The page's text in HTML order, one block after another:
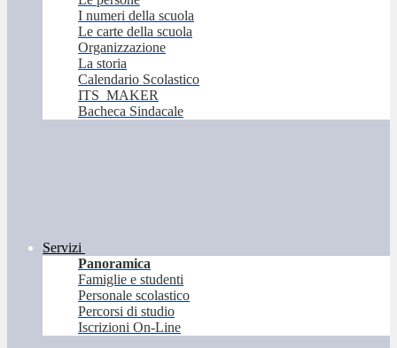
I numeri della scuola
Le carte della scuola
Organizzazione
La storia
Calendario Scolastico
ITS_MAKER
Bacheca Sindacale
Servizi
Panoramica
Famiglie e studenti
Personale scolastico
Percorsi di studio
Iscrizioni On-Line